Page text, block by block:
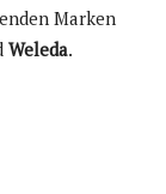
Marken
Weleda.